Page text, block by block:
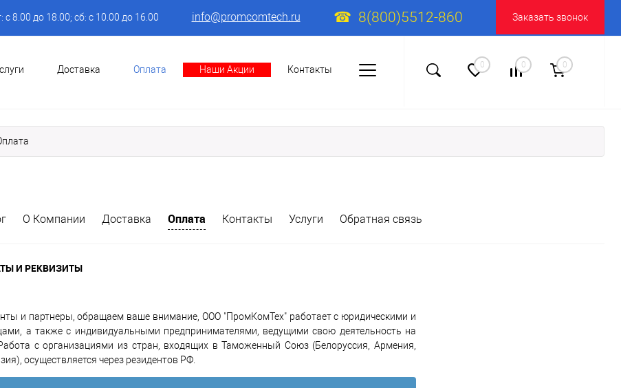
с 8.00 до 18.00; сб: с 10.00 до 16.00 info@promcomtech.ru 8(800)5512-860 Заказать звонок
Доставка Оплата Наши Акции Контакты 0 0 0
О Компании Доставка Оплата Контакты Услуги Обратная связь
И РЕКВИЗИТЫ
и партнеры, обращаем ваше внимание, ООО "ПромКомТех" работает с юридическими и
а также с индивидуальными предпринимателями, ведущими свою деятельность на
с организациями из стран, входящих в Таможенный Союз (Белоруссия, Армения,
осуществляется через резидентов РФ.